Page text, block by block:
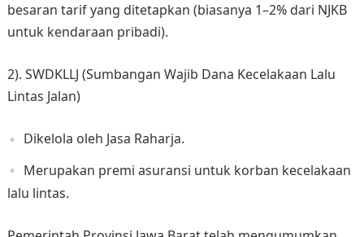
besaran tarif yang ditetapkan (biasanya 1–2% dari NJKB
untuk kendaraan pribadi).
2). SWDKLLJ (Sumbangan Wajib Dana Kecelakaan Lalu
Lintas Jalan)
Dikelola oleh Jasa Raharja.
Merupakan premi asuransi untuk korban kecelakaan
lalu lintas.